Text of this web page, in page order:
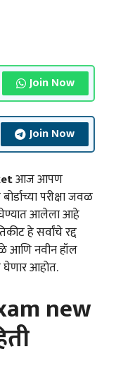
Join Now
Join Now
आज आपण
परीक्षा जवळ
आलेला आहे
हे सर्वांचे रद्द
आणि नवीन हॉल
घेणार आहोत.
new